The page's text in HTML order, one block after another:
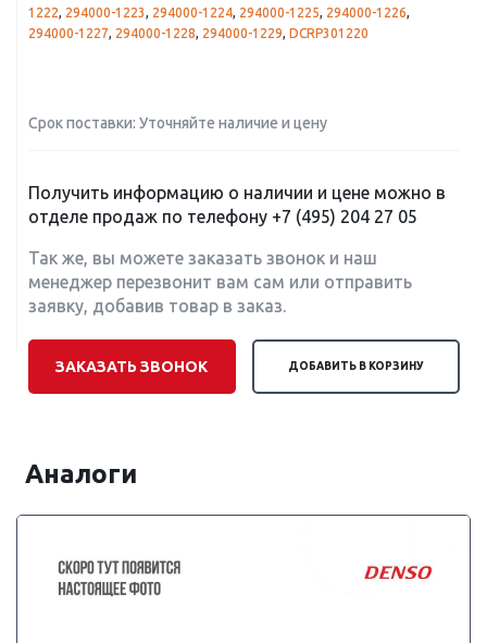
1222, 294000-1223, 294000-1224, 294000-1225, 294000-1226,
294000-1227, 294000-1228, 294000-1229, DCRP301220
Срок поставки: Уточняйте наличие и цену
Получить информацию о наличии и цене можно в
отделе продаж по телефону +7 (495) 204 27 05
Так же, вы можете заказать звонок и наш
менеджер перезвонит вам сам или отправить
заявку, добавив товар в заказ.
ЗАКАЗАТЬ ЗВОНОК ДОБАВИТЬ В КОРЗИНУ
Аналоги